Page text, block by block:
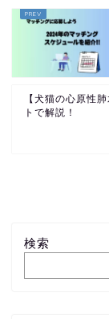
【犬猫の心原性
トで解説！
検索